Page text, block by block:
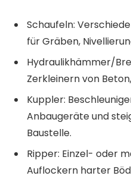
Schaufeln:
für Gräben,
Hydraulikhämmer/
Zerkleinern von
Kuppler:
Anbaugeräte und
Baustelle.
Ripper: Einzel- oder
Auflockern harter